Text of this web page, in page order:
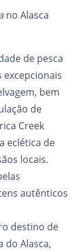
no Alasca
de pesca
bem
de
Creek
eclética de
locais.
autênticos
destino de
do Alasca,